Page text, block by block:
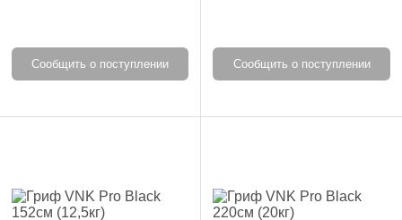
Сообщить о поступлении Сообщить о поступлении